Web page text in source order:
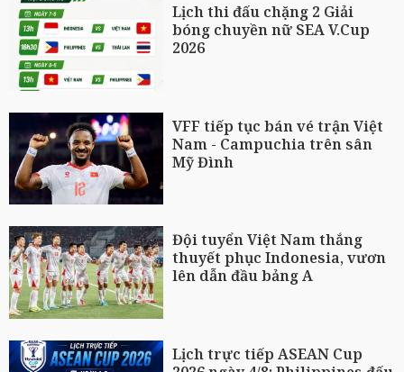
Lịch thi đấu chặng 2 Giải
bóng chuyền nữ SEA V.Cup
2026
VFF tiếp tục bán vé trận Việt
Nam - Campuchia trên sân
Mỹ Đình
Đội tuyển Việt Nam thắng
thuyết phục Indonesia, vươn
lên dẫn đầu bảng A
Lịch trực tiếp ASEAN Cup